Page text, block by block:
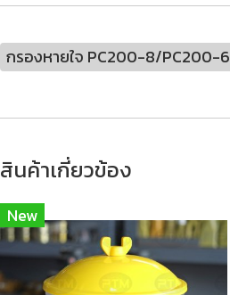
กรองหายใจ PC200-8/PC200-6
สินค้าเกี่ยวข้อง
New